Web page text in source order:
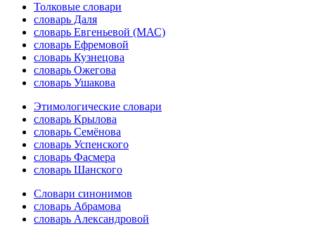
Толковые словари
словарь Даля
словарь Евгеньевой (МАС)
словарь Ефремовой
словарь Кузнецова
словарь Ожегова
словарь Ушакова
Этимологические словари
словарь Крылова
словарь Семёнова
словарь Успенского
словарь Фасмера
словарь Шанского
Словари синонимов
словарь Абрамова
словарь Александровой